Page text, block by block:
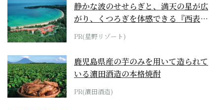
静かな波のせせらぎと、満天の星が広
がり、くつろぎを体感できる『西表島
ホテル by...
PR(星野リゾート)
鹿児島県産の芋のみを用いて造られて
いる濵田酒造の本格焼酎
PR(濵田酒造)